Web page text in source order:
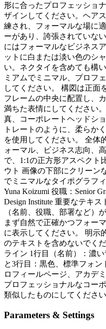
形に合ったプロフェッショ
ザインしてください。ヘア
練され、フォーマルな場に
ーがあり、誇張されていな
にはフォーマルなビジネス
ットに白または淡い色のシ
い。ネクタイを含めても構
ミアムでミニマル、プロフ
してください。 構図は正面
フレームの中央に配置し、
満ちた表情にしてください
真、コーポレートヘッドシ
トレートのように、柔らか
を使用してください。 全体
ォーマル、ビジネス志向、
で、1:1の正方形アスペクト
ウト 画像の下部にクリーン
でミニマルなタイポグラフ
Yuna Koizumi 役職：Senior
Design Institute 重要なテキ
（名前、役職、部署など）
まず自然で正確かつフォー
に表示してください。 明示
のテキストを含めないでく
ライン 1行目（名前）：濃
と3行目：黒色、標準フォ
ロフィールページ、アカデ
プロフェッショナルなコー
類似したものにしてください
Parameters & Settings